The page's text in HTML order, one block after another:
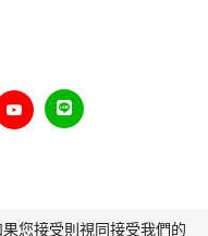
不得轉載 All Right Reserved.
您接受則視同接受我們的